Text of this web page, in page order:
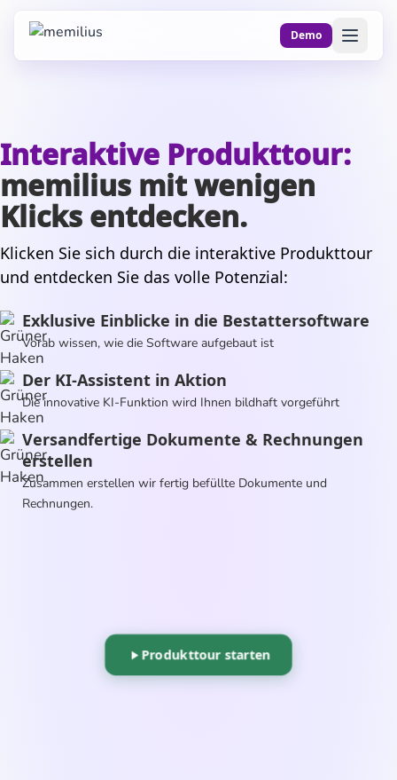
Zum Inhalt springen
Demo
Interaktive Produkttour:
memilius mit wenigen
Klicks entdecken.
Klicken Sie sich durch die interaktive Produkttour
und entdecken Sie das volle Potenzial:
Exklusive Einblicke in die Bestattersoftware
Vorab wissen, wie die Software aufgebaut ist
Der KI-Assistent in Aktion
Die innovative KI-Funktion wird Ihnen bildhaft vorgeführt
Versandfertige Dokumente & Rechnungen
erstellen
Zusammen erstellen wir fertig befüllte Dokumente und
Rechnungen.
Produkttour starten